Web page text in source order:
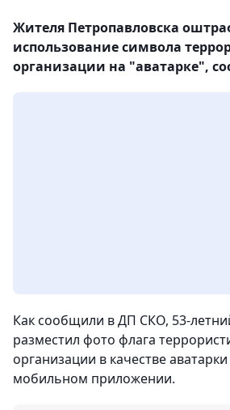
Жителя Петропавловска
использование символа
организации на "аватарке",
Как сообщили в ДП СКО, 53-
разместил фото флага
организации в качестве
мобильном приложении.